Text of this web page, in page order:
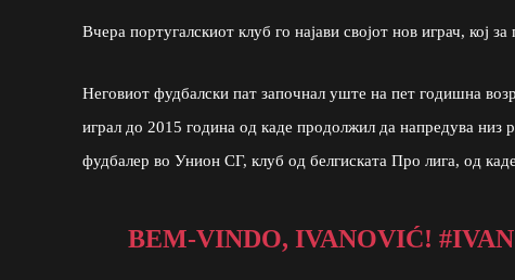
Вчера португалскиот клуб го најави својот нов играч, кој
Неговиот фудбалски пат започнал уште на пет годишна
играл до 2015 година од каде продолжил да напредува низ
фудбалер во Унион СГ, клуб од белгиската Про лига, од
BEM-VINDO, IVANOVIĆ!